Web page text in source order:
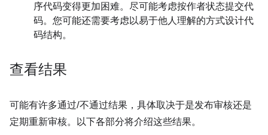
序代码变得更加困难。尽可能考虑按作者状态提交代
码。您可能还需要考虑以易于他人理解的方式设计代
码结构。
查看结果
可能有许多通过/不通过结果，具体取决于是发布审核还是
定期重新审核。以下各部分将介绍这些结果。